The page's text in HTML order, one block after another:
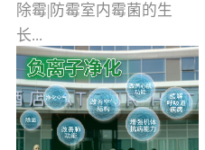
除霉|防霉室内霉菌的生
长...
受温度、湿度、基质养
分、通风四个条件影响，